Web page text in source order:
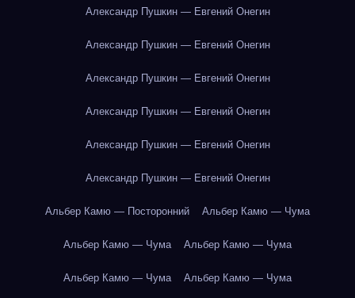
Александр Пушкин — Евгений Онегин
Александр Пушкин — Евгений Онегин
Александр Пушкин — Евгений Онегин
Александр Пушкин — Евгений Онегин
Александр Пушкин — Евгений Онегин
Александр Пушкин — Евгений Онегин
Альбер Камю — Посторонний Альбер Камю — Чума
Альбер Камю — Чума Альбер Камю — Чума
Альбер Камю — Чума Альбер Камю — Чума